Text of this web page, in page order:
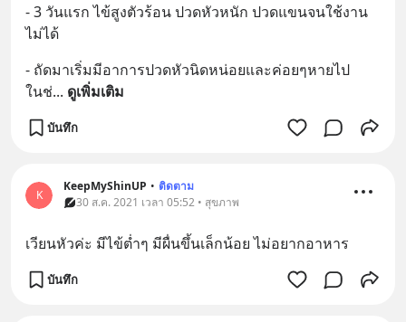
- 3 วันแรก ไข้สูงตัวร้อน ปวดหัวหนัก ปวดแขนจนใช้งาน
ไม่ได้
- ถัดมาเริ่มมีอาการปวดหัวนิดหน่อยและค่อยๆหายไป
ในช่... ดูเพิ่มเติม
บันทึก
K
KeepMyShinUP • ติดตาม
30 ส.ค. 2021 เวลา 05:52 • สุขภาพ
เวียนหัวค่ะ มีไข้ต่ำๆ มีผื่นขึ้นเล็กน้อย ไม่อยากอาหาร
บันทึก